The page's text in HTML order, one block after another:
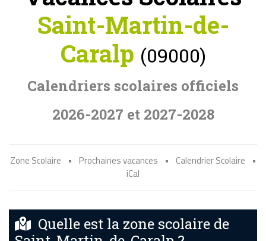
Saint-Martin-de-
Caralp (09000)
Calendriers scolaires officiels
2026-2027 et 2027-2028
Zone Scolaire • Prochaines vacances • Calendrier Scolaire
•
iCal
Quelle est la zone scolaire de